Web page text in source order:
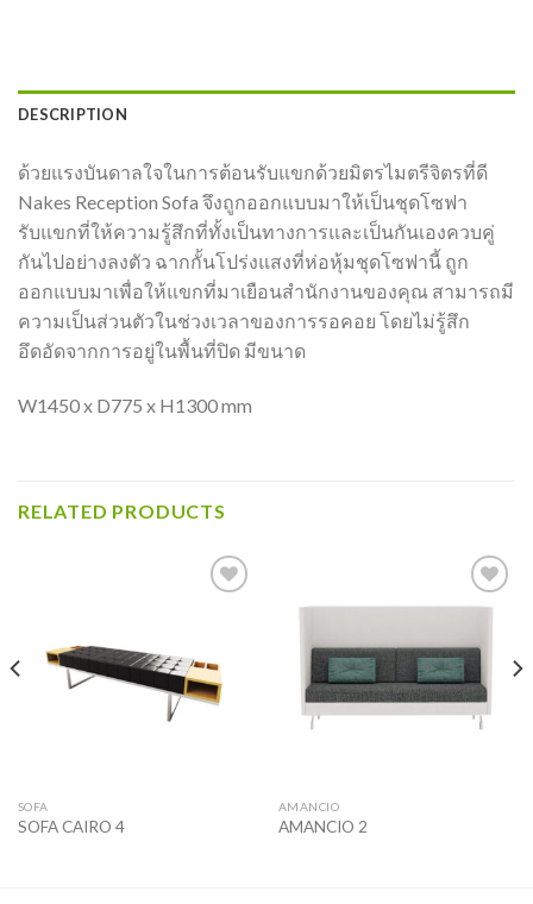
DESCRIPTION
ด้วยแรงบันดาลใจในการต้อนรับแขกด้วยมิตรไมตรีจิตรที่ดี
Nakes Reception Sofa จึงถูกออกแบบมาให้เป็นชุดโซฟา
รับแขกที่ให้ความรู้สึกที่ทั้งเป็นทางการและเป็นกันเองควบคู่
กันไปอย่างลงตัว ฉากกั้นโปร่งแสงที่ห่อหุ้มชุดโซฟานี้ ถูก
ออกแบบมาเพื่อให้แขกที่มาเยือนสำนักงานของคุณ สามารถมี
ความเป็นส่วนตัวในช่วงเวลาของการรอคอย โดยไม่รู้สึก
อึดอัดจากการอยู่ในพื้นที่ปิด มีขนาด
W1450 x D775 x H1300 mm
RELATED PRODUCTS
SOFA
SOFA CAIRO 4
Add to
AMANCIO
AMANCIO 2